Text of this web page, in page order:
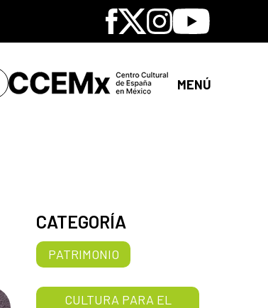
Facebook
X Instagram
Youtube
MENÚ
CATEGORÍA
PATRIMONIO
CULTURA PARA EL